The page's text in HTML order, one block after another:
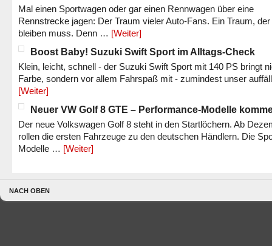
Mal einen Sportwagen oder gar einen Rennwagen über eine
Rennstrecke jagen: Der Traum vieler Auto-Fans. Ein Traum,
bleiben muss. Denn … [Weiter]
Boost Baby! Suzuki Swift Sport im Alltags-Check
Klein, leicht, schnell - der Suzuki Swift Sport mit 140 PS bringt
Farbe, sondern vor allem Fahrspaß mit - zumindest unser
[Weiter]
Neuer VW Golf 8 GTE – Performance-Modelle
Der neue Volkswagen Golf 8 steht in den Startlöchern. Ab
rollen die ersten Fahrzeuge zu den deutschen Händlern. Die
Modelle … [Weiter]
NACH OBEN